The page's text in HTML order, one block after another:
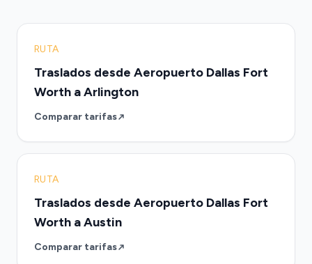
RUTA
Traslados desde Aeropuerto Dallas Fort
Worth a Arlington
Comparar tarifas
RUTA
Traslados desde Aeropuerto Dallas Fort
Worth a Austin
Comparar tarifas